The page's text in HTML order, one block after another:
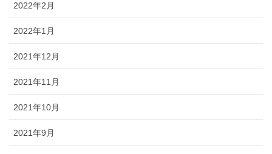
2022年2月
2022年1月
2021年12月
2021年11月
2021年10月
2021年9月